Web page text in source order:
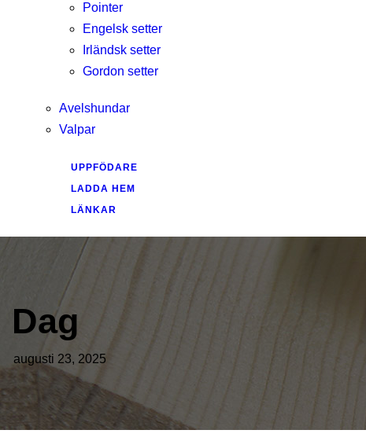
Pointer
Engelsk setter
Irländsk setter
Gordon setter
Avelshundar
Valpar
UPPFÖDARE
LADDA HEM
LÄNKAR
Dag
augusti 23, 2025